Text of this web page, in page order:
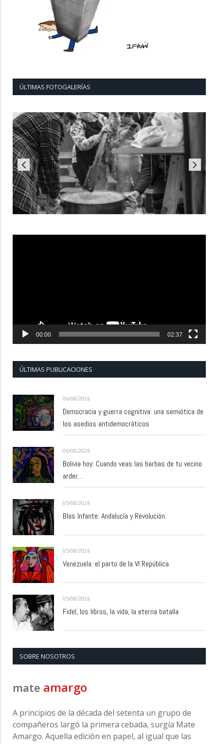
ÚLTIMAS FOTOGALERÍAS
00:00 02:37
ÚLTIMAS PUBLICACIONES
06/08/2026
Democracia y guerra cognitiva: una semiótica de
los asedios antidemocráticos
06/08/2026
Bolivia hoy: Cuando veas las barbas de tu vecino
arder…
05/08/2026
Blas Infante: Andalucía y Revolución.
05/08/2026
Venezuela: el parto de la VI República
05/08/2026
Fidel, los libros, la vida, la eterna batalla
SOBRE NOSOTROS
mate amargo
A principios de la década del setenta un grupo de
compañeros largó la primera cebada, surgía Mate
Amargo. Aquella edición en papel, al igual que las